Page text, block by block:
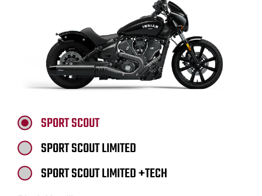
SPORT SCOUT
SPORT SCOUT LIMITED
SPORT SCOUT LIMITED +TECH